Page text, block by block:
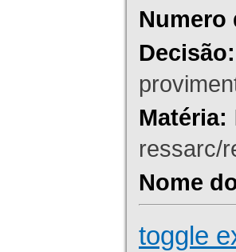
Numero
Decisão:
Matéria:
ressarc/
Nome
toggle